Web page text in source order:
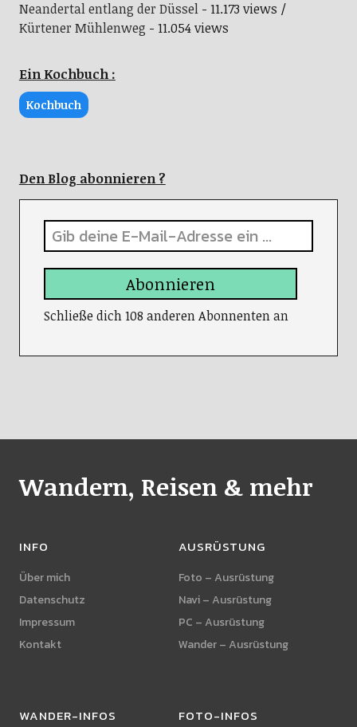
Neandertal entlang der Düssel- 11.173 views
Kürtener Mühlenweg - 11.054 views
Ein Kochbuch :
Kochbuch
Den Blog abonnieren ?
Abonnieren
Schließe dich 108 anderen Abonnenten an
Wandern, Reisen & mehr
INFO
Über mich
Datenschutz
Impressum
Kontakt
AUSRÜSTUNG
Foto – Ausrüstung
Navi – Ausrüstung
PC – Ausrüstung
Wander – Ausrüstung
WANDER-INFOS FOTO-INFOS